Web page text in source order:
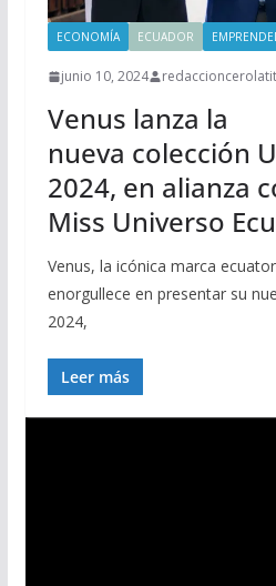
ECONOMÍA ECUADOR
junio 10, 2024
Venus lanza la
nueva colección
2024, en alianza
Miss Universo
Venus, la icónica marca
enorgullece en presentar su
2024,
Leer más